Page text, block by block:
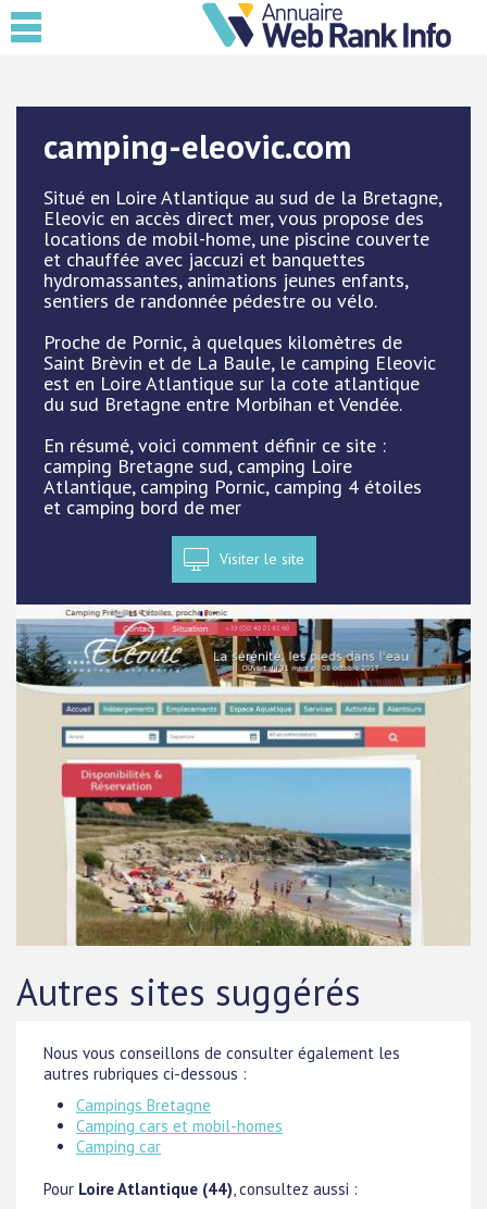
camping-eleovic.com
Situé en Loire Atlantique au sud de la Bretagne,
Eleovic en accès direct mer, vous propose des
locations de mobil-home, une piscine couverte
et chauffée avec jaccuzi et banquettes
hydromassantes, animations jeunes enfants,
sentiers de randonnée pédestre ou vélo.
Proche de Pornic, à quelques kilomètres de
Saint Brèvin et de La Baule, le camping Eleovic
est en Loire Atlantique sur la cote atlantique
du sud Bretagne entre Morbihan et Vendée.
En résumé, voici comment définir ce site :
camping Bretagne sud, camping Loire
Atlantique, camping Pornic, camping 4 étoiles
et camping bord de mer
Visiter le site
Autres sites suggérés
Nous vous conseillons de consulter également les
autres rubriques ci-dessous :
Campings Bretagne
Camping cars et mobil-homes
Camping car
Pour Loire Atlantique (44), consultez aussi :